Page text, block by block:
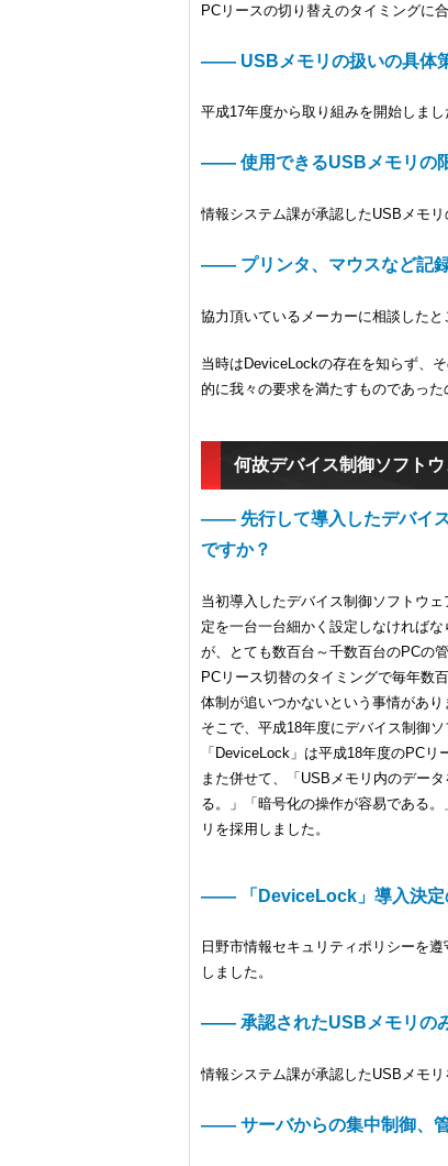
PCリースの切り替えのタイミングに
―― USBメモリの扱いの具体
平成17年度から取り組みを開始しま
―― 使用できるUSBメモリの
情報システム課が承認したUSBメモリ
―― プリンタ、マウスなど記録
協力頂いているメーカーに相談した
当時はDeviceLockの存在を知らず、
的に我々の要求を満たすものであった
何故デバイス制御ソフト
―― 先行して導入したデバイ
ですか？
当初導入したデバイス制御ソフトウ
定を一台一台細かく設定しなければ
が、とても数百台～千数百台のPCの
PCリース切替のタイミングで毎年数
体制が追いつかないという事情があり
そこで、平成18年度にデバイス制御
「DeviceLock」は平成18年度のPCリ
また併せて、「USBメモリ内のデー
る。」「暗号化の操作が容易である
リを採用しました。
―― 「DeviceLock」導入決定
日野市情報セキュリティポリシーを
しました。
―― 承認されたUSBメモリの
情報システム課が承認したUSBメモ
―― サーバからの集中制御、